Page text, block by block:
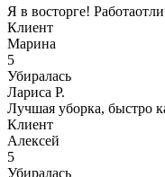
Я в восторге!
Клиент
Марина
5
Убиралась
Лариса Р.
Лучшая уборка, быстро
Клиент
Алексей
5
Убиралась